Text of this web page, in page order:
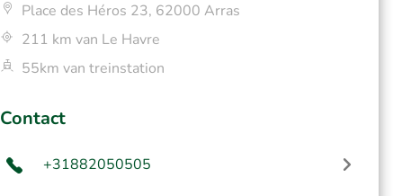
Place des Héros 23, 62000 Arras
211 km van Le Havre
55km van treinstation
Contact
+31882050505